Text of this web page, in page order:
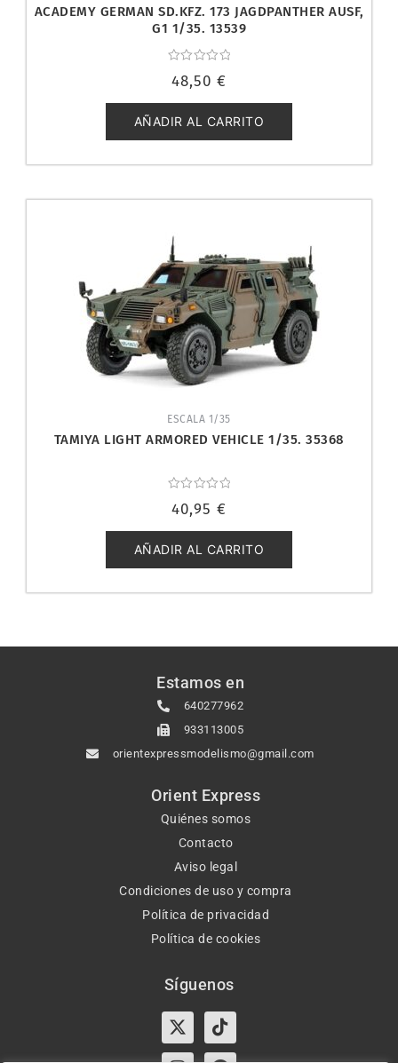
ACADEMY GERMAN SD.KFZ. 173 JAGDPANTHER AUSF,
G1 1/35. 13539
con
de
5
48,50 €
AÑADIR AL CARRITO
ESCALA 1/35
TAMIYA LIGHT ARMORED VEHICLE 1/35. 35368
con
de
5
40,95 €
AÑADIR AL CARRITO
Estamos en
640277962
933113005
orientexpressmodelismo@gmail.com
Orient Express
Quiénes somos
Contacto
Aviso legal
Condiciones de uso y compra
Política de privacidad
Política de cookies
Síguenos
X-
twitter
Tiktok
InstagramFacebook